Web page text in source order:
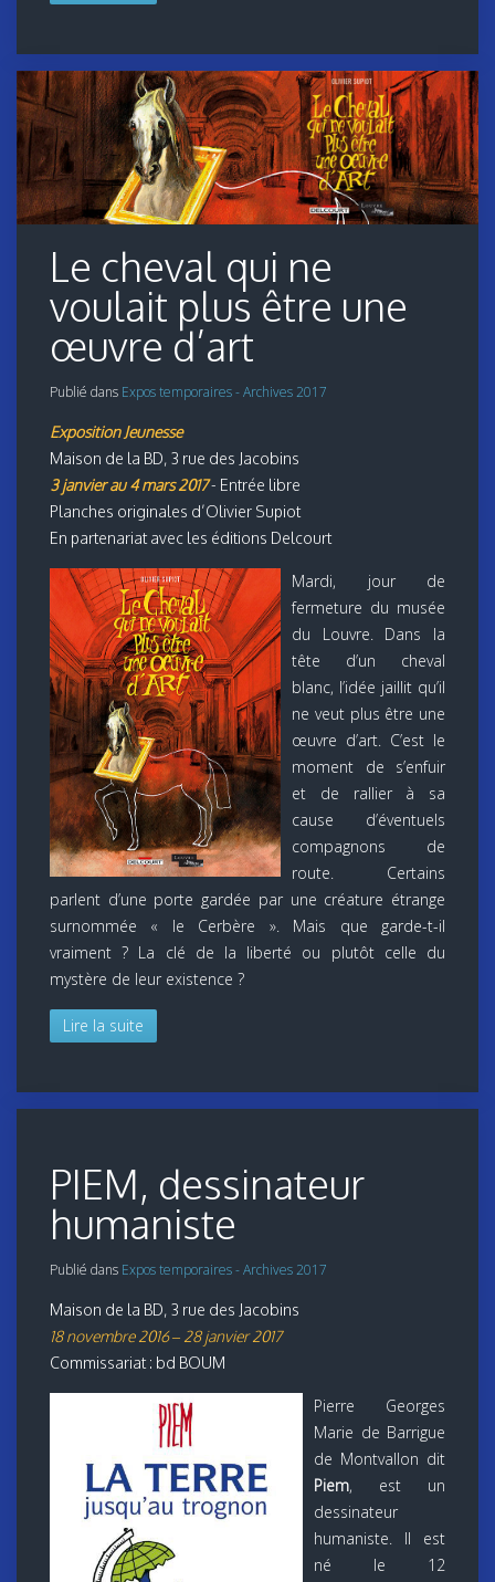
Le cheval qui ne
voulait plus être une
œuvre d’art
Publié dans Expos temporaires - Archives 2017
Exposition Jeunesse
Maison de la BD, 3 rue des Jacobins
3 janvier au 4 mars 2017- Entrée libre
Planches originales d’Olivier Supiot
En partenariat avec les éditions Delcourt
Mardi, jour de
fermeture du musée
du Louvre. Dans la
tête d’un cheval
blanc, l’idée jaillit qu’il
ne veut plus être une
œuvre d’art. C’est le
moment de s’enfuir
et de rallier à sa
cause d’éventuels
compagnons de
route. Certains
parlent d’une porte gardée par une créature étrange
surnommée « le Cerbère ». Mais que garde-t-il
vraiment ? La clé de la liberté ou plutôt celle du
mystère de leur existence ?
Lire la suite
PIEM, dessinateur
humaniste
Publié dans Expos temporaires - Archives 2017
Maison de la BD, 3 rue des Jacobins
18 novembre 2016 – 28 janvier 2017
Commissariat : bd BOUM
Pierre Georges
Marie de Barrigue
de Montvallon dit
Piem, est un
dessinateur
humaniste. Il est
né le 12